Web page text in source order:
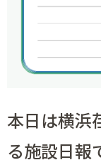
本日は横浜
る施設日報